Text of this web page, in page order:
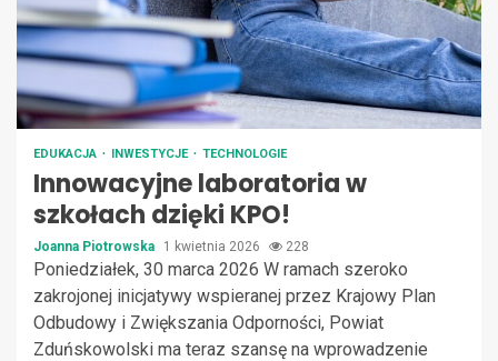
EDUKACJA INWESTYCJE TECHNOLOGIE
Innowacyjne laboratoria w
szkołach dzięki KPO!
Joanna Piotrowska 1 kwietnia 2026 228
Poniedziałek, 30 marca 2026 W ramach szeroko
zakrojonej inicjatywy wspieranej przez Krajowy Plan
Odbudowy i Zwiększania Odporności, Powiat
Zduńskowolski ma teraz szansę na wprowadzenie